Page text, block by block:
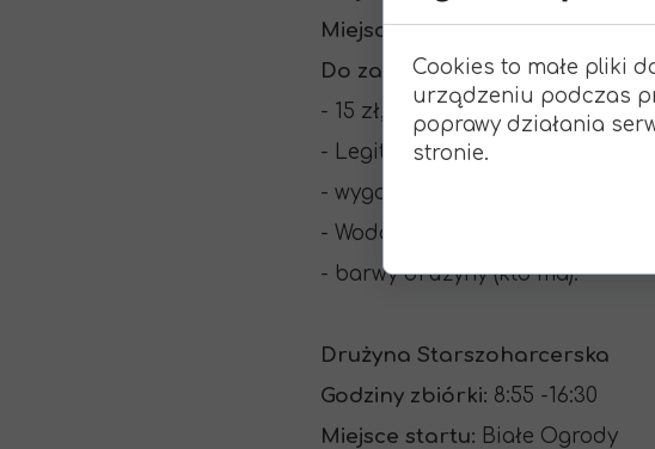
Miejsce zbiórki:Sołonka
Do zabrania:
- 15 zł,
- Legitymacja szkolna,
- wygodne buty,
- Woda (co najmniej 1l),
- barwy drużyny (kto ma).
Drużyna Starszoharcerska
Godziny zbiórki: 8:55 -16:30
Miejsce startu: Białe Ogrody
Cookies to małe pliki
urządzeniu podczas
poprawy działania
stronie.